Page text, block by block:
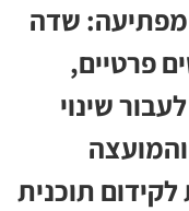
מפתיעה: שדה
פרטיים,
שינוי
תוכנית